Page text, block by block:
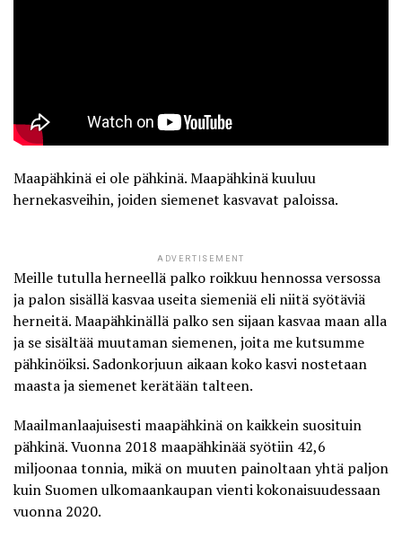
Maapähkinä ei ole pähkinä. Maapähkinä kuuluu
hernekasveihin, joiden siemenet kasvavat paloissa.
ADVERTISEMENT
Meille tutulla herneellä palko roikkuu hennossa versossa
ja palon sisällä kasvaa useita siemeniä eli niitä syötäviä
herneitä. Maapähkinällä palko sen sijaan kasvaa maan alla
ja se sisältää muutaman siemenen, joita me kutsumme
pähkinöiksi. Sadonkorjuun aikaan koko kasvi nostetaan
maasta ja siemenet kerätään talteen.
Maailmanlaajuisesti maapähkinä on kaikkein suosituin
pähkinä.Vuonna 2018 maapähkinää syötiin 42,6
miljoonaa tonnia, mikä on muuten painoltaan yhtä paljon
kuin Suomen ulkomaankaupan vienti kokonaisuudessaan
vuonna 2020.